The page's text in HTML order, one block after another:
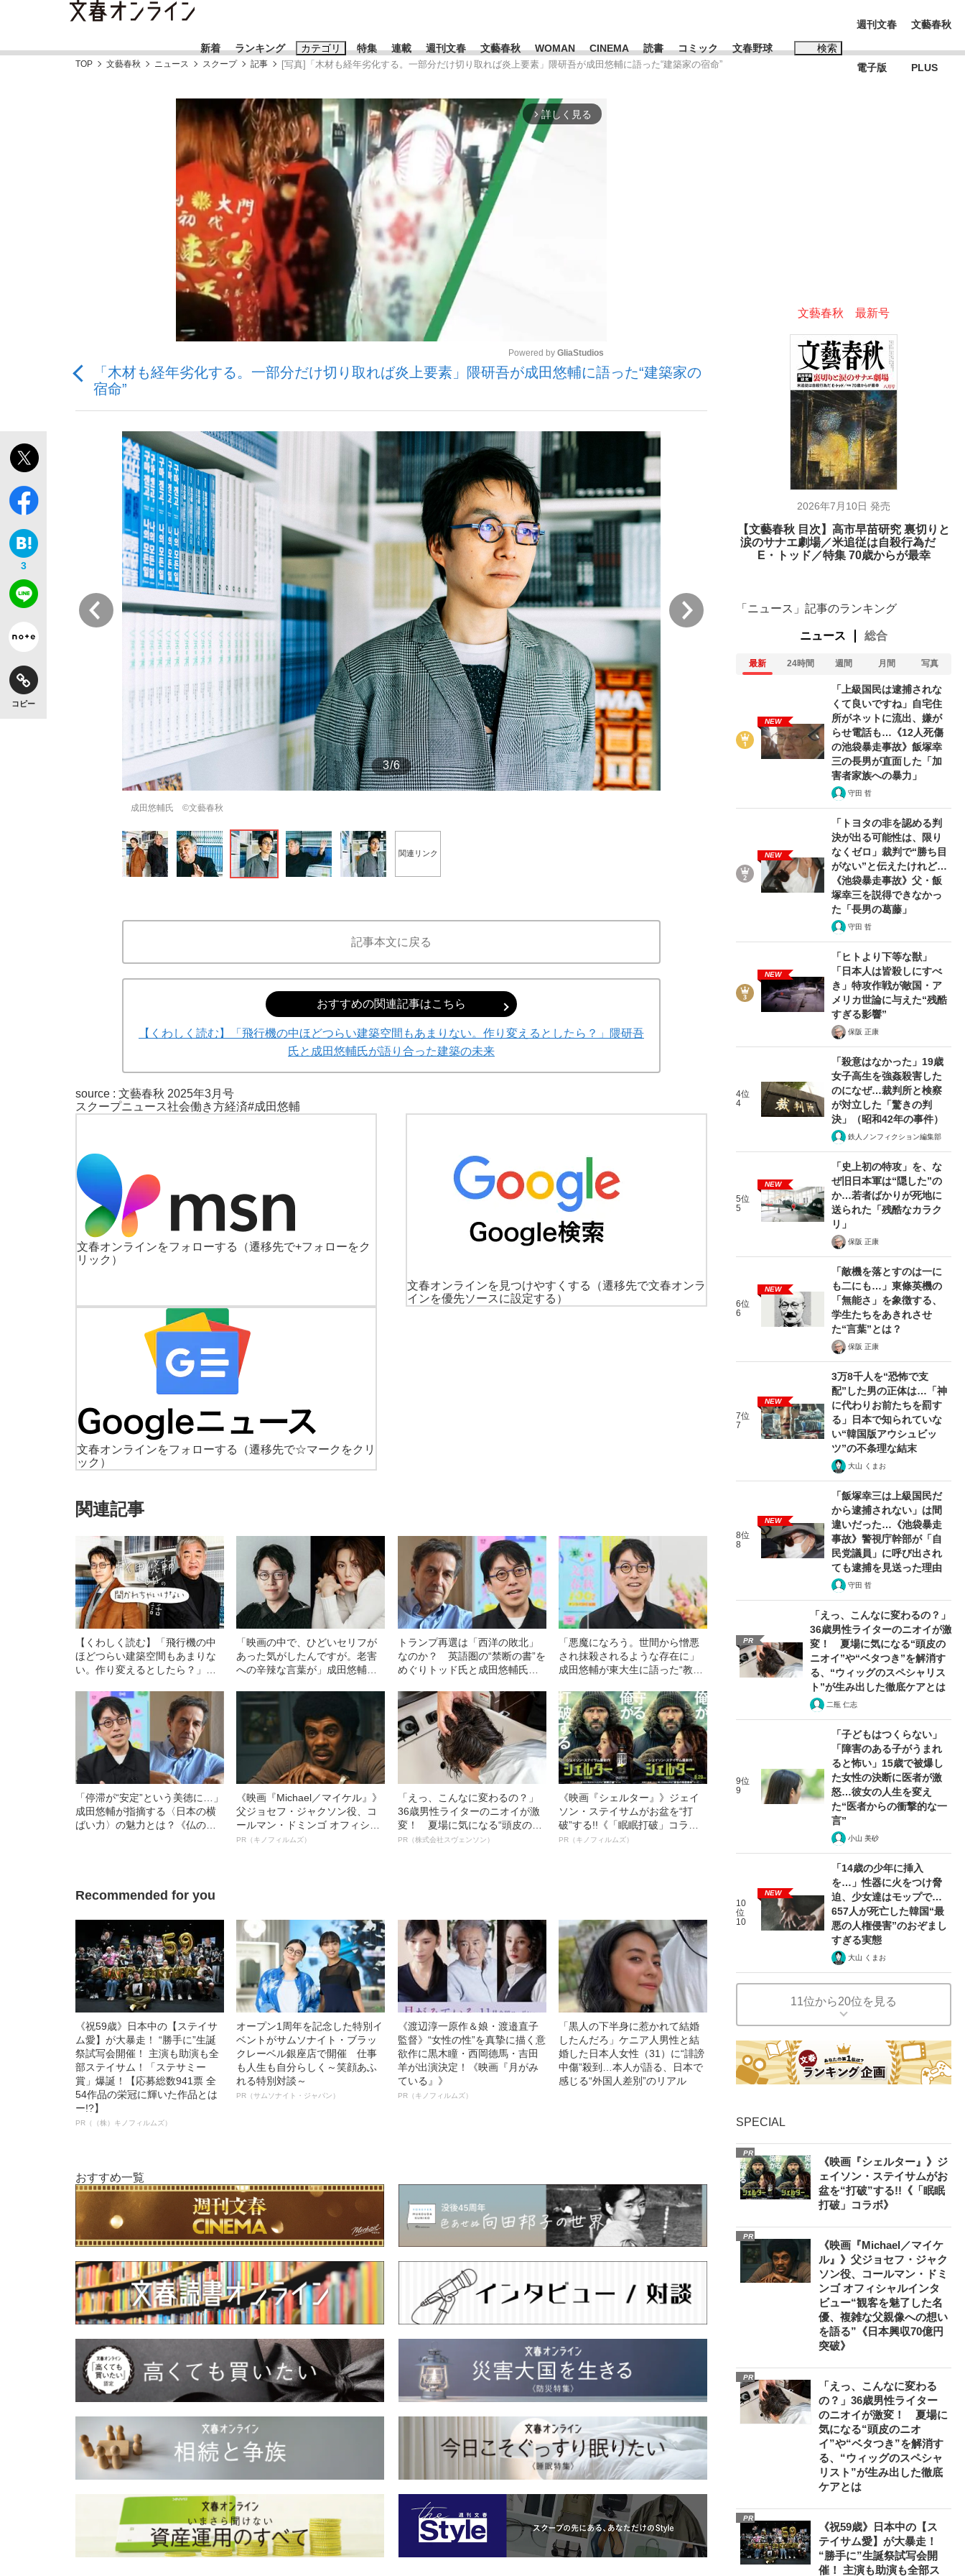
新着 ランキング カテゴリ
「90%は失敗する。でも…」本田圭佑が初めて明かした日本代表監督に...
「敗因分析は一切聞かれなかった」侍ジャパン選手が証言した“NPB聞... 「クマが悪者扱いされているのが悲しい」『北の国から』倉本聰氏（91...
「目標達成できなかったからと言って…」サッカー日本代表・森保一監督...
もっと見る
特集
終戦から81年
観る将棋、読む将棋
いまさら聞けない資産運用のすべて
もっと見る
連載 週刊文春 文藝春秋 WOMAN CINEMA 読書 コミック 文春野球 検索
おすすめのキーワードタグ一覧
#藤田晋 #三山凌輝 #高市早苗 #後藤真希 #森岡毅
#玉木雄一郎
#亀和田武
週刊文春
電子版
文藝春秋
PLUS
TOP 文藝春秋 ニュース スクープ 記事 [写真]「木材も経年劣化する。一部分だけ切り取れば炎上要素」隈研吾が成田悠輔に語った“建築家の宿命”
arrow_forward_ios 詳しく見る
Powered by GliaStudios
「木材も経年劣化する。一部分だけ切り取れば炎上要素」隈研吾が成田悠輔に語った“建築家の
宿命”
3
コピー
3/6
成田悠輔氏 ©文藝春秋
4/6
前
関連リンク
記事本文に戻る
おすすめの関連記事はこちら
【くわしく読む】「飛行機の中ほどつらい建築空間もあまりない。作り変えるとしたら？」隈研吾
氏と成田悠輔氏が語り合った建築の未来
source : 文藝春秋 2025年3月号
スクープニュース社会働き方経済#成田悠輔
文春オンラインをフォローする
（遷移先で+フォローをク
リック）
文春オンラインを見つけやすくする
（遷移先で文春オンラ
インを優先ソースに設定する）
文春オンラインをフォローする
（遷移先で☆マークをクリ
ック）
関連記事
【くわしく読む】「飛行機の中
ほどつらい建築空間もあまりな
い。作り変えるとしたら？」隈
た建築の未来
「映画の中で、ひどいセリフが
あった気がしたんですが。老害
への辛辣な言葉が」成田悠輔
回答は？《劇場版ドクターX》
トランプ再選は「西洋の敗北」
なのか？ 英語圏の“禁断の書”を
めぐりトッド氏と成田悠輔氏が
「悪魔になろう。世間から憎悪
され抹殺されるような存在に」
成田悠輔が東大生に語った“教育
「停滞が“安定”という美徳に…」
成田悠輔が指摘する〈日本の横
ばい力〉の魅力とは？《仏の歴
《映画『Michael／マイケル』》
父ジョセフ・ジャクソン役、コ
ールマン・ドミンゴ オフィシャ
ルインタビュー“観客を魅了した
PR（キノフィルムズ）
「えっ、こんなに変わるの？」
36歳男性ライターのニオイが激
変！ 夏場に気になる“頭皮のニ
オイ”や“ベタつき”を解消す
PR（株式会社スヴェンソン）
《映画『シェルター』》ジェイ
ソン・ステイサムがお盆を“打
破”する!!《「眠眠打破」コラ
ボ》
PR（キノフィルムズ）
Recommended for you
《祝59歳》日本中の【ステイサ
ム愛】が大暴走！ “勝手に”生誕
祭試写会開催！ 主演も助演も全
部ステイサム！「ステサミー
賞」爆誕！【応募総数941票 全
54作品の栄冠に輝いた作品とは
ー!?】
PR（（株）キノフィルムズ）
オープン1周年を記念した特別イ
ベントがサムソナイト・ブラッ
クレーベル銀座店で開催 仕事
も人生も自分らしく～笑顔あふ
れる特別対談～
PR（サムソナイト・ジャパン）
《渡辺淳一原作＆娘・渡邉直子
監督》“女性の性”を真摯に描く意
欲作に黒木瞳・西岡德馬・吉田
羊が出演決定！《映画『月がみ
ている』》
PR（キノフィルムズ）
「黒人の下半身に惹かれて結婚
したんだろ」ケニア人男性と結
婚した日本人女性（31）に“誹謗
中傷”殺到…本人が語る、日本で
感じる“外国人差別”のリアル
おすすめ一覧
文藝春秋 最新号
2026年7月10日 発売
【文藝春秋 目次】高市早苗研究 裏切りと
涙のサナエ劇場／米追従は自殺行為だ
E・トッド／特集 70歳からが最幸
「ニュース」記事のランキング
ニュース 総合
最新 24時間 週間 月間 写真
NEW
「上級国民は逮捕されな
くて良いですね」自宅住
所がネットに流出、嫌が
らせ電話も…《12人死傷
の池袋暴走事故》飯塚幸
三の長男が直面した「加
害者家族への暴力」
守田 哲
NEW
「トヨタの非を認める判
決が出る可能性は、限り
なくゼロ」裁判で“勝ち目
がない”と伝えたけれど…
《池袋暴走事故》父・飯
塚幸三を説得できなかっ
た「長男の葛藤」
守田 哲
NEW
「ヒトより下等な獣」
「日本人は皆殺しにすべ
き」特攻作戦が敵国・ア
メリカ世論に与えた“残酷
すぎる影響”
保阪 正康
4位
4
「殺意はなかった」19歳
女子高生を強姦殺害した
のになぜ…裁判所と検察
が対立した「驚きの判
決」（昭和42年の事件）
鉄人ノンフィクション編集部
5位
5
NEW
「史上初の特攻」を、な
ぜ旧日本軍は“隠した”の
か…若者ばかりが死地に
送られた「残酷なカラク
リ」
保阪 正康
6位
6
NEW
「敵機を落とすのは一に
も二にも…」東條英機の
「無能さ」を象徴する、
学生たちをあきれさせ
た“言葉”とは？
保阪 正康
7位
7
NEW
3万8千人を“恐怖で支
配”した男の正体は…「神
に代わりお前たちを罰す
る」日本で知られていな
い“韓国版アウシュビッ
ツ”の不条理な結末
大山 くまお
8位
8
NEW
「飯塚幸三は上級国民だ
から逮捕されない」は間
違いだった…《池袋暴走
事故》警視庁幹部が「自
民党議員」に呼び出され
ても逮捕を見送った理由
守田 哲
PR
「えっ、こんなに変わるの？」
36歳男性ライターのニオイが激
変！ 夏場に気になる“頭皮の
ニオイ”や“ベタつき”を解消す
る、“ウィッグのスペシャリス
ト”が生み出した徹底ケアとは
二瓶 仁志
9位
9
「子どもはつくらない」
「障害のある子がうまれ
ると怖い」15歳で被爆し
た女性の決断に医者が激
怒…彼女の人生を変え
た“医者からの衝撃的な一
言”
小山 美砂
10
位
10
NEW
「14歳の少年に挿入
を…」性器に火をつけ脅
迫、少女達はモップで…
657人が死亡した韓国“最
悪の人権侵害”のおぞまし
すぎる実態
大山 くまお
11位から20位を見る
SPECIAL
PR
《映画『シェルター』》ジ
ェイソン・ステイサムがお
盆を“打破”する!!《「眠眠
打破」コラボ》
PR
《映画『Michael／マイケ
ル』》父ジョセフ・ジャク
ソン役、コールマン・ドミ
ンゴ オフィシャルインタ
ビュー“観客を魅了した名
優、複雑な父親像への想い
を語る”《日本興収70億円
突破》
PR
「えっ、こんなに変わる
の？」36歳男性ライター
のニオイが激変！ 夏場に
気になる“頭皮のニオ
イ”や“ベタつき”を解消す
る、“ウィッグのスペシャ
リスト”が生み出した徹底
ケアとは
PR
《祝59歳》日本中の【ス
テイサム愛】が大暴走！
“勝手に”生誕祭試写会開
催！ 主演も助演も全部ス